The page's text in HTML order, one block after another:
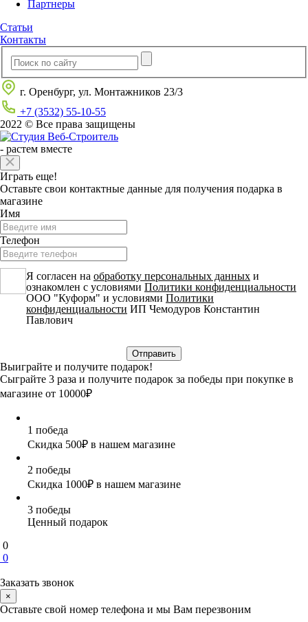
Партнеры
Статьи
Контакты
г. Оренбург, ул. Монтажников 23/3
+7 (3532) 55-10-55
2022 © Все права защищены
- растем вместе
Играть еще!
Оставьте свои контактные данные для получения подарка в
магазине
Имя
Телефон
Я согласен на обработку персональных данных и
ознакомлен с условиями Политики конфиденциальности
ООО "Куформ" и условиями Политики
конфиденциальности ИП Чемодуров Константин
Павлович
Выиграйте и получите подарок!
Сыграйте 3 раза и получите подарок за победы при покупке в
магазине от 10000₽
1 победа
Скидка 500₽ в нашем магазине
2 победы
Скидка 1000₽ в нашем магазине
3 победы
Ценный подарок
0
0
Заказать звонок
×
Оставьте свой номер телефона и мы Вам перезвоним